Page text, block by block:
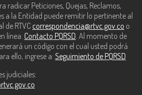
radicar Peticiones, Quejas, Reclamos,
a la Entidad puede remitir lo pertinente al
de RTVC correspondencia@rtvc.gov.co o
línea: Contacto PQRSD. Al momento de
un código con el cual usted podrá
ello, ingrese a: Seguimiento de PQRSD
judiciales: